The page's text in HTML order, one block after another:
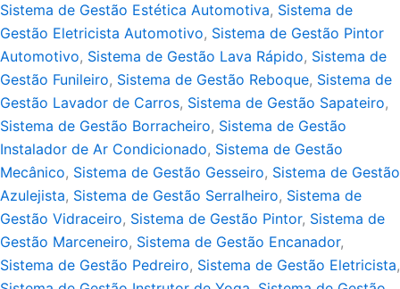
Sistema de Gestão Estética Automotiva, Sistema de
Gestão Eletricista Automotivo, Sistema de Gestão Pintor
Automotivo, Sistema de Gestão Lava Rápido, Sistema de
Gestão Funileiro, Sistema de Gestão Reboque, Sistema de
Gestão Lavador de Carros, Sistema de Gestão Sapateiro,
Sistema de Gestão Borracheiro, Sistema de Gestão
Instalador de Ar Condicionado, Sistema de Gestão
Mecânico, Sistema de Gestão Gesseiro, Sistema de Gestão
Azulejista, Sistema de Gestão Serralheiro, Sistema de
Gestão Vidraceiro, Sistema de Gestão Pintor, Sistema de
Gestão Marceneiro, Sistema de Gestão Encanador,
Sistema de Gestão Pedreiro, Sistema de Gestão Eletricista,